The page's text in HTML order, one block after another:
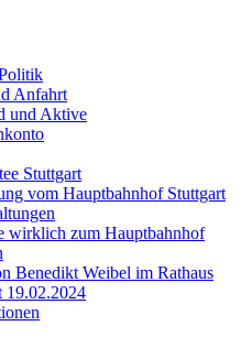
Anfahrt
und Aktive
Stuttgart
vom Hauptbahnhof Stuttgart
wirklich zum Hauptbahnhof
Benedikt Weibel im Rathaus
19.02.2024